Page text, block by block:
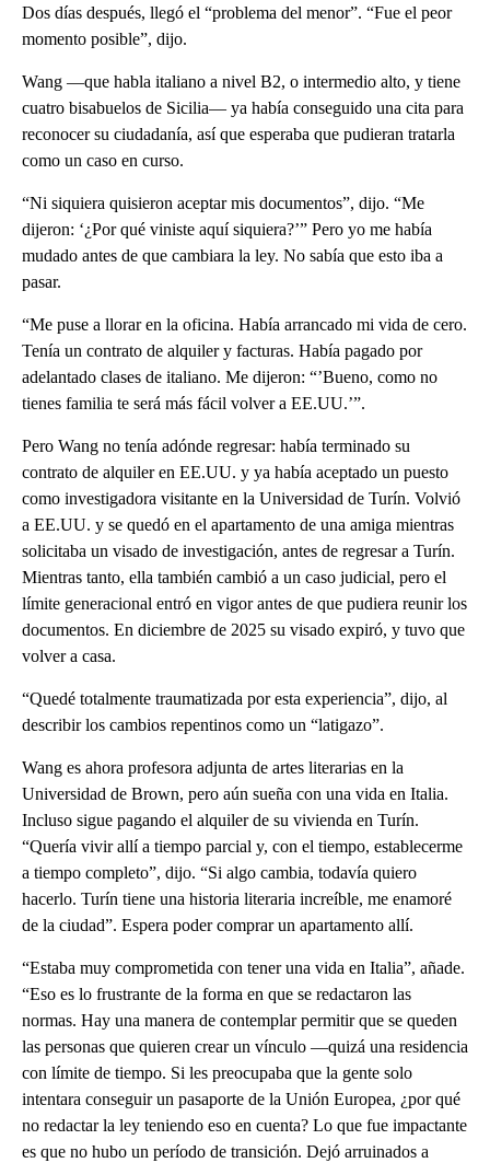
Dos días después, llegó el “problema del menor”. “Fue el peor
momento posible”, dijo.
Wang —que habla italiano a nivel B2, o intermedio alto, y tiene
cuatro bisabuelos de Sicilia— ya había conseguido una cita para
reconocer su ciudadanía, así que esperaba que pudieran tratarla
como un caso en curso.
“Ni siquiera quisieron aceptar mis documentos”, dijo. “Me
dijeron: ‘¿Por qué viniste aquí siquiera?’” Pero yo me había
mudado antes de que cambiara la ley. No sabía que esto iba a
pasar.
“Me puse a llorar en la oficina. Había arrancado mi vida de cero.
Tenía un contrato de alquiler y facturas. Había pagado por
adelantado clases de italiano. Me dijeron: “’Bueno, como no
tienes familia te será más fácil volver a EE.UU.’”.
Pero Wang no tenía adónde regresar: había terminado su
contrato de alquiler en EE.UU. y ya había aceptado un puesto
como investigadora visitante en la Universidad de Turín. Volvió
a EE.UU. y se quedó en el apartamento de una amiga mientras
solicitaba un visado de investigación, antes de regresar a Turín.
Mientras tanto, ella también cambió a un caso judicial, pero el
límite generacional entró en vigor antes de que pudiera reunir los
documentos. En diciembre de 2025 su visado expiró, y tuvo que
volver a casa.
“Quedé totalmente traumatizada por esta experiencia”, dijo, al
describir los cambios repentinos como un “latigazo”.
Wang es ahora profesora adjunta de artes literarias en la
Universidad de Brown, pero aún sueña con una vida en Italia.
Incluso sigue pagando el alquiler de su vivienda en Turín.
“Quería vivir allí a tiempo parcial y, con el tiempo, establecerme
a tiempo completo”, dijo. “Si algo cambia, todavía quiero
hacerlo. Turín tiene una historia literaria increíble, me enamoré
de la ciudad”. Espera poder comprar un apartamento allí.
“Estaba muy comprometida con tener una vida en Italia”, añade.
“Eso es lo frustrante de la forma en que se redactaron las
normas. Hay una manera de contemplar permitir que se queden
las personas que quieren crear un vínculo —quizá una residencia
con límite de tiempo. Si les preocupaba que la gente solo
intentara conseguir un pasaporte de la Unión Europea, ¿por qué
no redactar la ley teniendo eso en cuenta? Lo que fue impactante
es que no hubo un período de transición. Dejó arruinados a